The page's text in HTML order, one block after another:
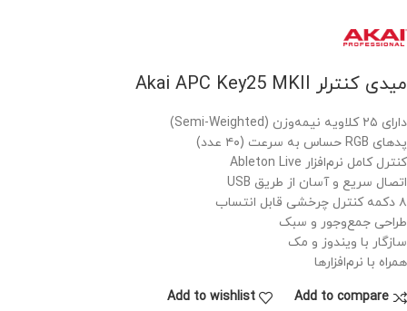
میدی کنترلر Akai APC Key25 MKII
دارای ۲۵ کلاویه نیمه‌وزن (Semi-Weighted)
پدهای RGB حساس به سرعت (۴۰ عدد)
کنترل کامل نرم‌افزار Ableton Live
اتصال سریع و آسان از طریق USB
۸ دکمه کنترل چرخشی قابل انتساب
طراحی جمع‌وجور و سبک
سازگار با ویندوز و مک
همراه با نرم‌افزارها
Add to compare
Add to wishlist